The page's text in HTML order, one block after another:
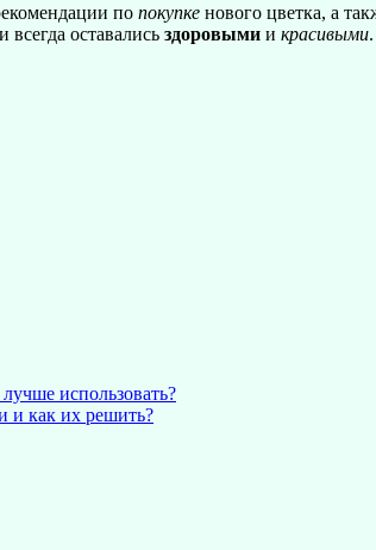
по покупке нового цветка, а
оставались здоровыми и красивыми.
использовать?
и как их решить?